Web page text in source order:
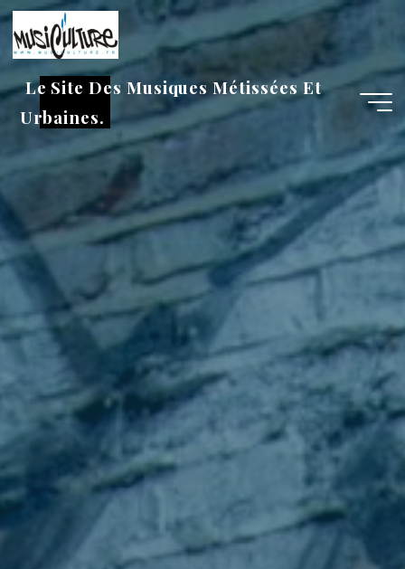
Aller
au
contenu
Le Site Des Musiques Métissées Et
Urbaines.